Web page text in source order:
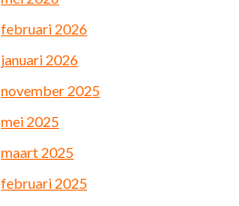
februari 2026
januari 2026
november 2025
mei 2025
maart 2025
februari 2025